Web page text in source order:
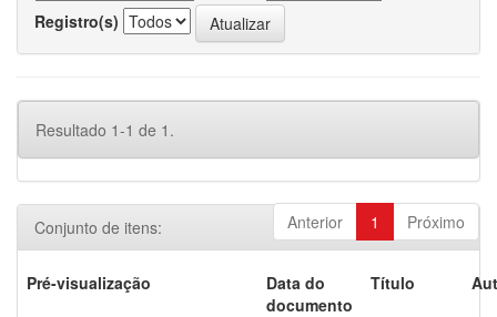
Registro(s)
Resultado 1-1 de 1.
Anterior 1 Próximo
Conjunto de itens:
Pré-visualização
Data do
documento
Título